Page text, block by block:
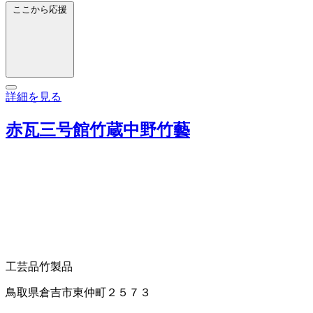
ここから応援
詳細を見る
赤瓦三号館竹蔵中野竹藝
工芸品竹製品
鳥取県倉吉市東仲町２５７３